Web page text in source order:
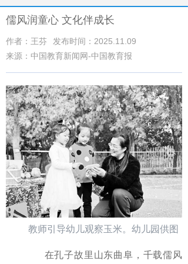
儒风润童心 文化伴成长
作者：王芬
发布时间：2025.11.09
来源：中国教育新闻网-中国教育报
教师引导幼儿观察玉米。幼儿园供图
在孔子故里山东曲阜，千载儒风